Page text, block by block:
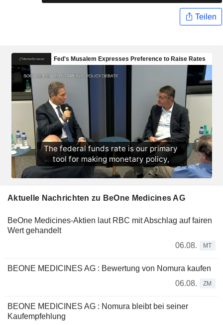
Teilen
Aktuelle Nachrichten zu BeOne Medicines AG
BeOne Medicines-Aktien laut RBC mit Abschlag auf fairen
Wert gehandelt
06.08.
MT
BEONE MEDICINES AG : Bewertung von Nomura kaufen
06.08.
ZM
BEONE MEDICINES AG : Nomura bleibt bei seiner
Kaufempfehlung